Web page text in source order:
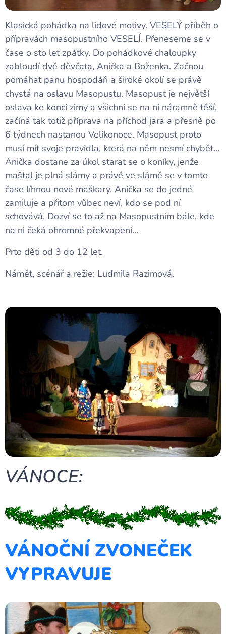
Klasická pohádka na lidové motivy. VESELÝ příběh o
přípravách masopustního VESELÍ. Přeneseme se v
čase o sto let zpátky. Do pohádkové chaloupky
zabloudí dvě děvčata, Anička a Boženka. Začnou
pomáhat panu hospodáři a široké okolí se právě
chystá na oslavu Masopustu. Masopust je největší
oslava ke konci zimy a všichni se na ni náramně těší,
začíná tak totiž příprava na příchod jara a přesně po
6 týdnech nastanou Velikonoce. Masopust proto
musí mít svoje pravidla, která na něm nesmí chybět...
Anička dostane za úkol starat se o koníky, jenže
maštal je plná slámy a právě ve slámě se v tomto
čase líhnou nové maškary. Anička se do jedné
zamiluje a přitom vůbec neví, kdo se pod ní
schovává. Dozví se to až na Masopustním bále, kde
na ni čeká ohromné překvapení…
Prto děti od 3 do 12 let.
Námět, scénář a režie: Ludmila Razimová.
VÁNOCE:
VÁNOČNÍ ZVONEČEK
VYPRAVUJE